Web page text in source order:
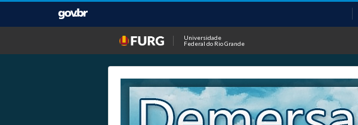
Universidade
Federal do Rio Grande